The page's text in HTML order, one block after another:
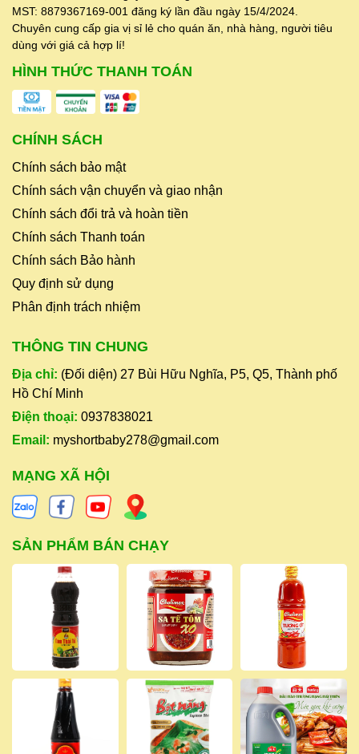
MST: 8879367169-001 đăng ký lần đầu ngày 15/4/2024.
Chuyên cung cấp gia vị sỉ lẻ cho quán ăn, nhà hàng, người tiêu
dùng với giá cả hợp lí!
HÌNH THỨC THANH TOÁN
CHÍNH SÁCH
Chính sách bảo mật
Chính sách vận chuyển và giao nhận
Chính sách đổi trả và hoàn tiền
Chính sách Thanh toán
Chính sách Bảo hành
Quy định sử dụng
Phân định trách nhiệm
THÔNG TIN CHUNG
Địa chỉ: (Đối diện) 27 Bùi Hữu Nghĩa, P5, Q5, Thành phố
Hồ Chí Minh
Điện thoại: 0937838021
Email: myshortbaby278@gmail.com
MẠNG XÃ HỘI
SẢN PHẨM BÁN CHẠY